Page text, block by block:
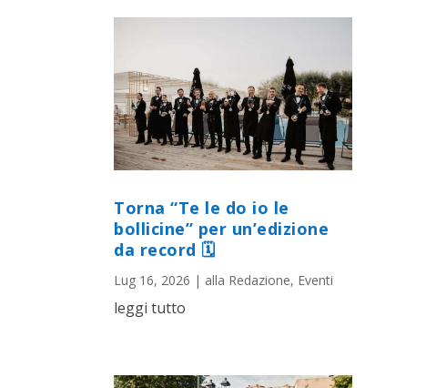
Torna “Te le do io le
bollicine” per un’edizione
da record 🗓
Lug 16, 2026 | alla Redazione, Eventi
leggi tutto